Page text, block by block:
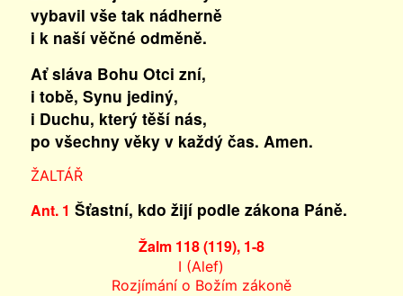
vybavil vše tak nádherně
i k naší věčné odměně.
Ať sláva Bohu Otci zní,
i tobě, Synu jediný,
i Duchu, který těší nás,
po všechny věky v každý čas. Amen.
ŽALTÁŘ
Ant. 1 Šťastní, kdo žijí podle zákona Páně.
Žalm 118 (119), 1-8
I (Alef)
Rozjímání o Božím zákoně